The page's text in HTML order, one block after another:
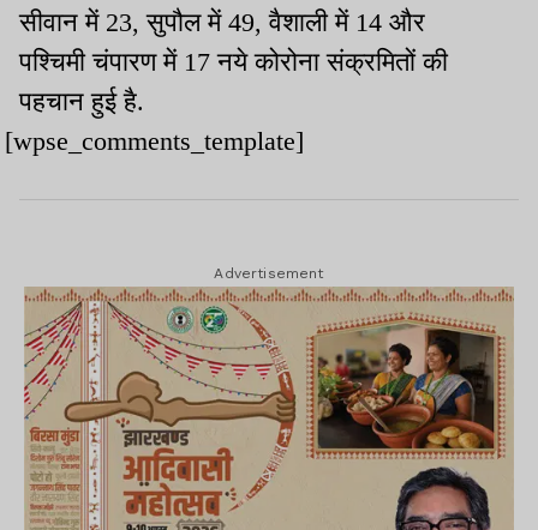
सीवान में 23, सुपौल में 49, वैशाली में 14 और
पश्चिमी चंपारण में 17 नये कोरोना संक्रमितों की
पहचान हुई है.
[wpse_comments_template]
Advertisement